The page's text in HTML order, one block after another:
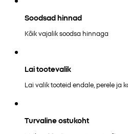
Soodsad hinnad
Kõik vajalik soodsa hinnaga
Lai tootevalik
Lai valik tooteid endale, perele ja
Turvaline ostukoht